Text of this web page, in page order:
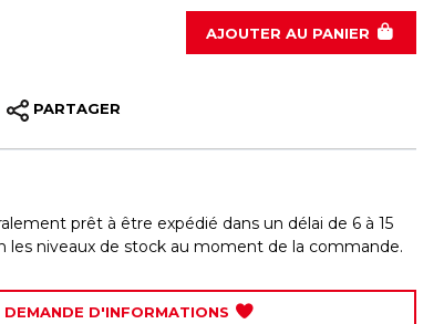
AJOUTER400-5139
AU PANIER
PARTAGER
prêt à être expédié dans un délai de 6 à 15
les niveaux de stock au moment de la commande.
DEMANDE D'INFORMATIONS